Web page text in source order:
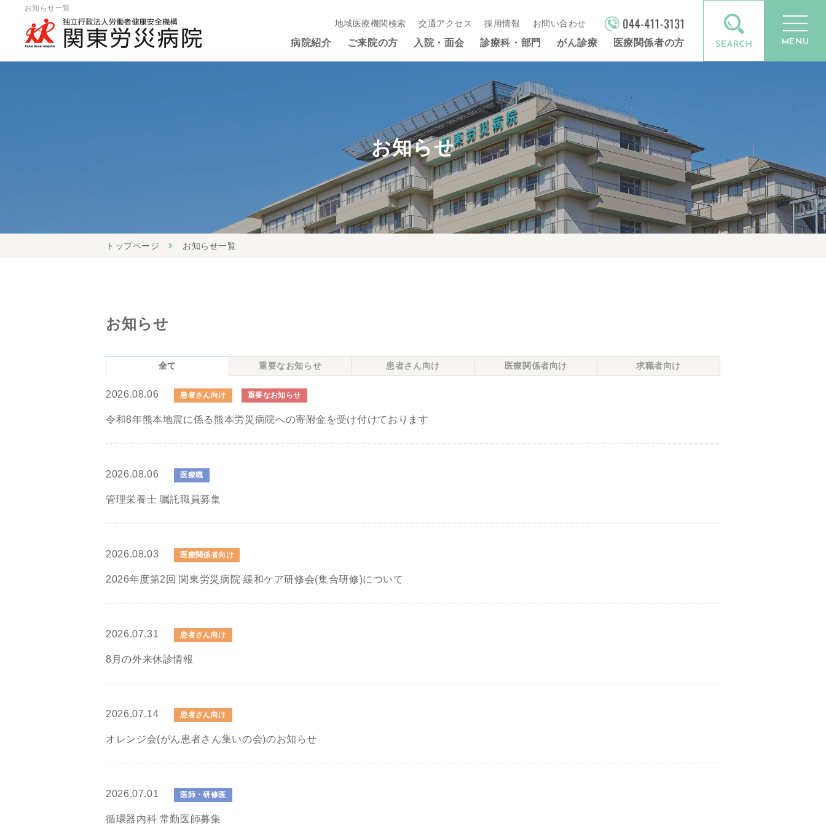
お知らせ一覧
地域医療機関検索 交通アクセス 採用情報 お問い合わせ
病院紹介 ご来院の方 入院・面会 診療科・部門 がん診療 医療関係者の方 MENU
お知らせ
トップページ お知らせ一覧
お知らせ
全て 重要なお知らせ 患者さん向け 医療関係者向け 求職者向け
2026.08.06 患者さん向け 重要なお知らせ
令和8年熊本地震に係る熊本労災病院への寄附金を受け付けております
2026.08.06 医療職
管理栄養士 嘱託職員募集
2026.08.03 医療関係者向け
2026年度第2回 関東労災病院 緩和ケア研修会(集合研修)について
2026.07.31 患者さん向け
8月の外来休診情報
2026.07.14 患者さん向け
オレンジ会(がん患者さん集いの会)のお知らせ
2026.07.01 医師・研修医
循環器内科 常勤医師募集